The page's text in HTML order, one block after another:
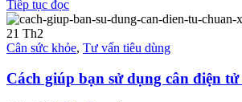
Tiếp tục đọc
21 Th2
Cân sức khỏe, Tư vấn tiêu dùng
Cách giúp bạn sử dụng cân điện